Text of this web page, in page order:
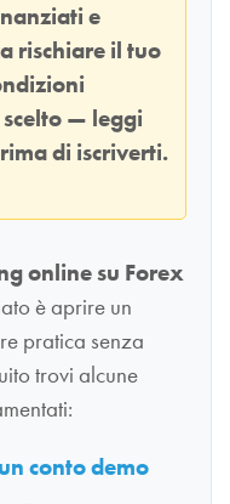
e
rischiare il tuo
— leggi
di iscriverti.
online su Forex
è aprire un
pratica senza
trovi alcune
conto demo